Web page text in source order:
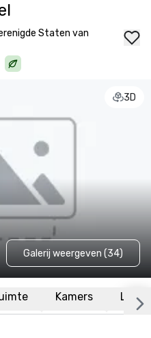
Staten van
3D
Galerij weergeven (34)
Kamers